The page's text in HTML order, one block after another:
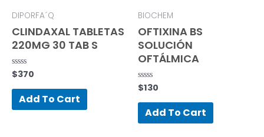
DIPORFA´Q
CLINDAXAL TABLETAS
220MG 30 TAB S
Rated
0
out
$370
Add To Cart
BIOCHEM
OFTIXINA BS
SOLUCIÓN
OFTÁLMICA
Rated
0
out
$130
Add To Cart